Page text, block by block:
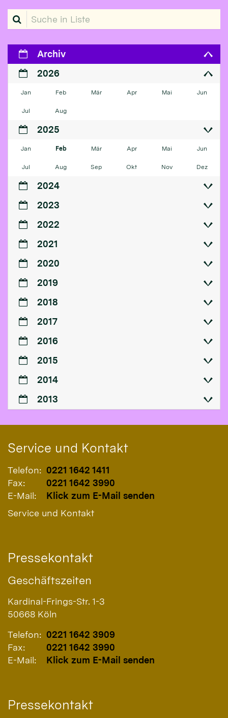
Suche in Liste
Archiv
2026
Jan Feb Mär Apr Mai Jun
Jul Aug
2025
Jan Feb Mär Apr Mai Jun
Jul Aug Sep Okt Nov Dez
2024
2023
2022
2021
2020
2019
2018
2017
2016
2015
2014
2013
Service und Kontakt
Telefon: 0221 1642 1411
Fax:
0221 1642 3990
E-Mail:
Klick zum E-Mail senden
Service und Kontakt
Pressekontakt
Geschäftszeiten
Kardinal-Frings-Str. 1-3
50668 Köln
Telefon: 0221 1642 3909
Fax:
0221 1642 3990
E-Mail:
Klick zum E-Mail senden
Pressekontakt